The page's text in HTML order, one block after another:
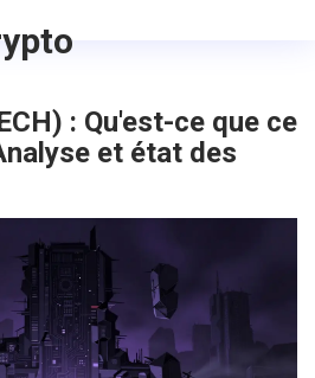
: Qu'est-ce que ce
et état des